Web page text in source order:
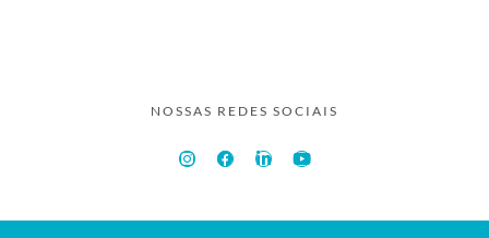
NOSSAS REDES SOCIAIS
I
n
F
a
L
i
Y
o